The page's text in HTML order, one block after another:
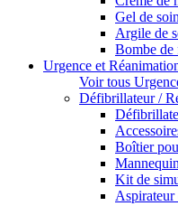
Gel de
Argile de
Bombe de
Urgence et
Voir tous
Défibrillateur /
Boîtier
Kit de
Aspirateur